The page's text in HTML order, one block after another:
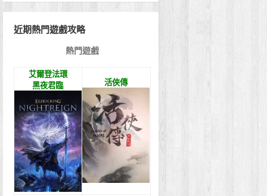
近期熱門遊戲攻略
熱門遊戲
艾爾登法環
黑夜君臨
活俠傳